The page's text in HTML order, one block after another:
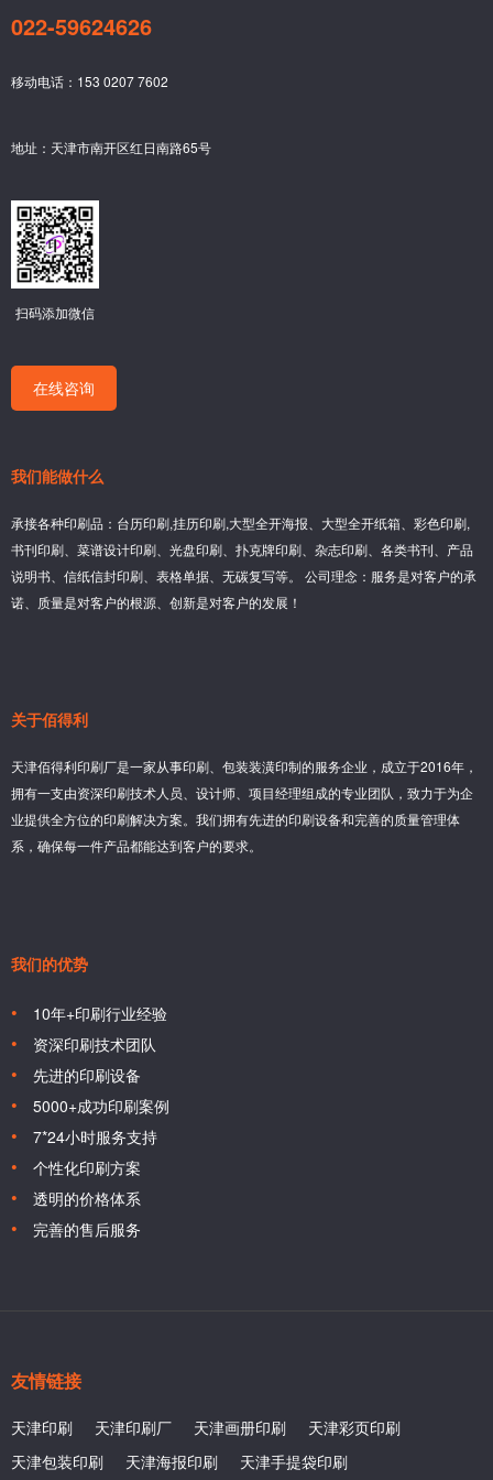
022-59624626
移动电话：153 0207 7602
地址：天津市南开区红日南路65号
扫码添加微信
在线咨询
我们能做什么
承接各种印刷品：台历印刷,挂历印刷,大型全开海报、大型全开纸箱、彩色印刷,
书刊印刷、菜谱设计印刷、光盘印刷、扑克牌印刷、杂志印刷、各类书刊、产品
说明书、信纸信封印刷、表格单据、无碳复写等。 公司理念：服务是对客户的承
诺、质量是对客户的根源、创新是对客户的发展！
关于佰得利
天津佰得利印刷厂是一家从事印刷、包装装潢印制的服务企业，成立于2016年，
拥有一支由资深印刷技术人员、设计师、项目经理组成的专业团队，致力于为企
业提供全方位的印刷解决方案。我们拥有先进的印刷设备和完善的质量管理体
系，确保每一件产品都能达到客户的要求。
我们的优势
10年+印刷行业经验
资深印刷技术团队
先进的印刷设备
5000+成功印刷案例
7*24小时服务支持
个性化印刷方案
透明的价格体系
完善的售后服务
友情链接
天津印刷 天津印刷厂 天津画册印刷
天津彩页印刷
天津包装印刷
天津海报印刷 天津手提袋印刷